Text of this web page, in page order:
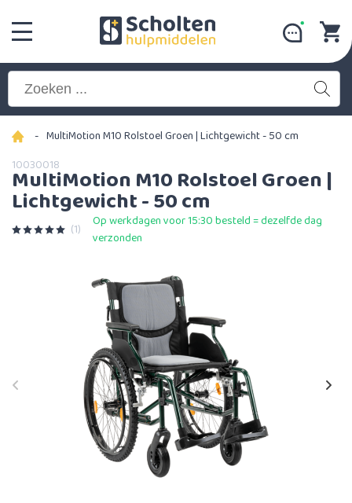
- MultiMotion M10 Rolstoel Groen | Lichtgewicht - 50 cm
10030018
MultiMotion M10 Rolstoel Groen |
Lichtgewicht - 50 cm
(1)
Op werkdagen voor 15:30 besteld = dezelfde dag
verzonden